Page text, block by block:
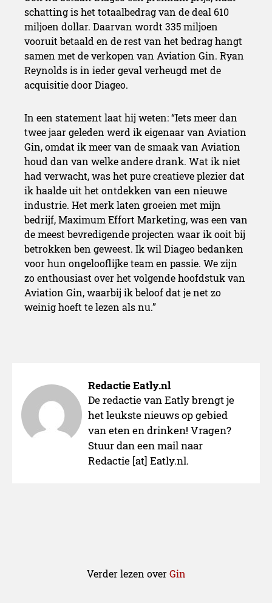
schatting is het totaalbedrag van de deal 610
miljoen dollar. Daarvan wordt 335 miljoen
vooruit betaald en de rest van het bedrag hangt
samen met de verkopen van Aviation Gin. Ryan
Reynolds is in ieder geval verheugd met de
acquisitie door Diageo.
In een statement laat hij weten: “Iets meer dan
twee jaar geleden werd ik eigenaar van Aviation
Gin, omdat ik meer van de smaak van Aviation
houd dan van welke andere drank. Wat ik niet
had verwacht, was het pure creatieve plezier dat
ik haalde uit het ontdekken van een nieuwe
industrie. Het merk laten groeien met mijn
bedrijf, Maximum Effort Marketing, was een van
de meest bevredigende projecten waar ik ooit bij
betrokken ben geweest. Ik wil Diageo bedanken
voor hun ongelooflijke team en passie. We zijn
zo enthousiast over het volgende hoofdstuk van
Aviation Gin, waarbij ik beloof dat je net zo
weinig hoeft te lezen als nu.”
Redactie Eatly.nl
De redactie van Eatly brengt je
het leukste nieuws op gebied
van eten en drinken! Vragen?
Stuur dan een mail naar
Redactie [at] Eatly.nl.
Verder lezen overGin